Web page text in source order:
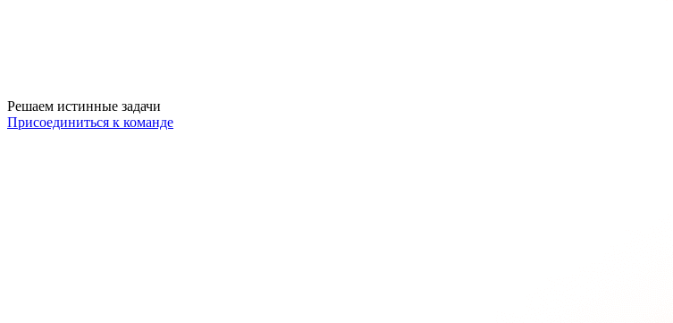
Решаем истинные задачи
Присоединиться к команде